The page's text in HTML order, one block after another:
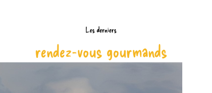
Les derniers
rendez-vous gourmands